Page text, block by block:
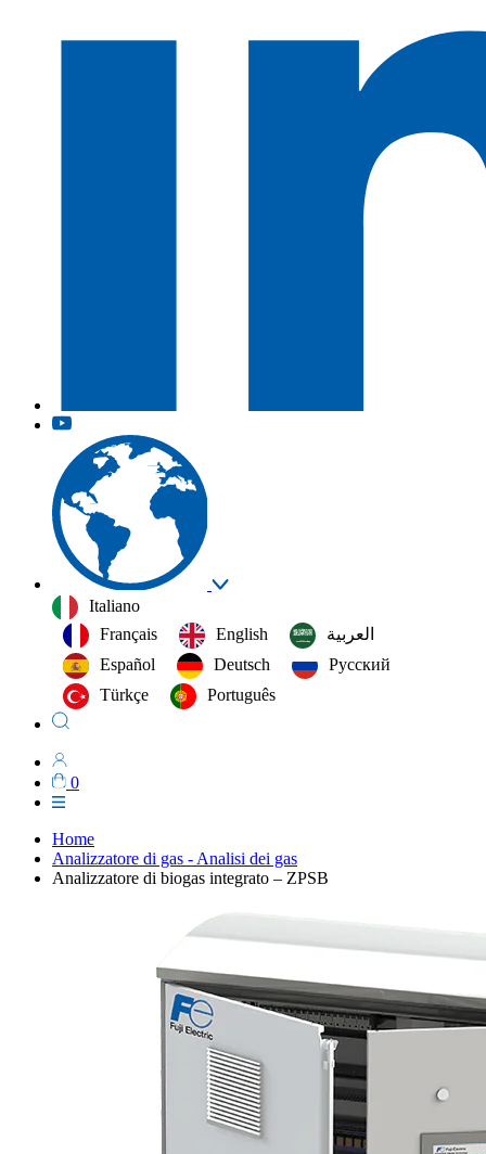
Italiano
Français
English
العربية‏
Español
Deutsch
Русский
Türkçe
Português
0
Home
Analizzatore di gas - Analisi dei gas
Analizzatore di biogas integrato – ZPSB